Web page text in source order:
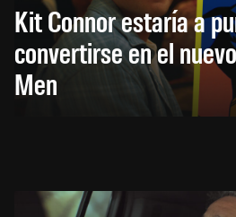
Kit Connor estaría a
convertirse en el
Men